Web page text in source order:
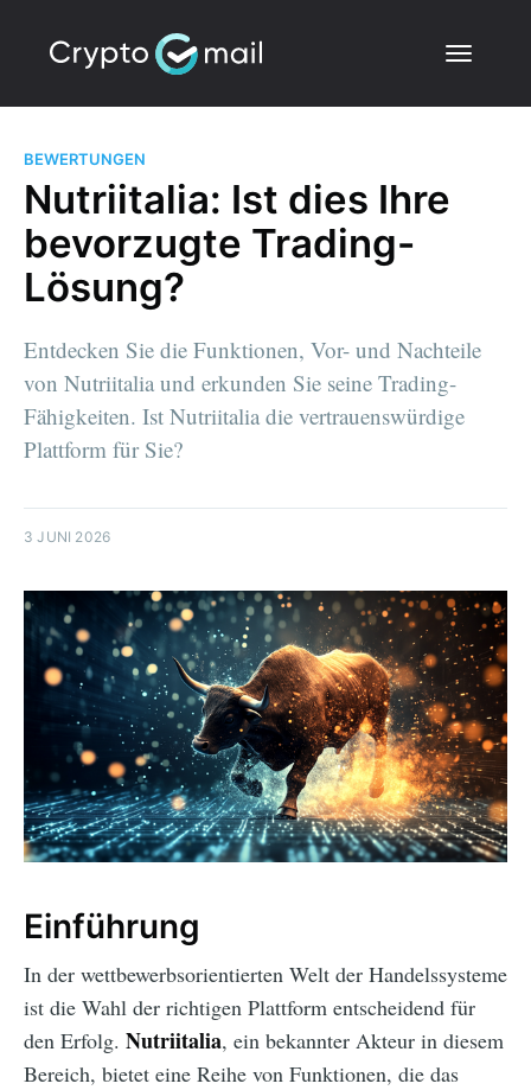
BEWERTUNGEN
Nutriitalia: Ist dies Ihre
bevorzugte Trading-
Lösung?
Entdecken Sie die Funktionen, Vor- und Nachteile
von Nutriitalia und erkunden Sie seine Trading-
Fähigkeiten. Ist Nutriitalia die vertrauenswürdige
Plattform für Sie?
3 JUNI 2026
Einführung
In der wettbewerbsorientierten Welt der Handelssysteme
ist die Wahl der richtigen Plattform entscheidend für
den Erfolg. Nutriitalia, ein bekannter Akteur in diesem
Bereich, bietet eine Reihe von Funktionen, die das